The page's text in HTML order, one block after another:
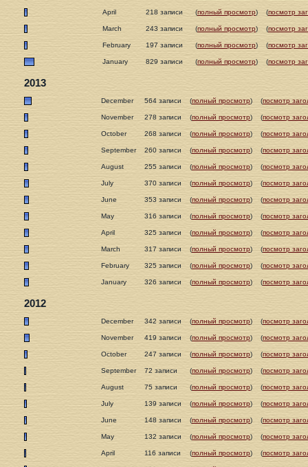
April 218 записи (полный просмотр) (посмотр
March 243 записи (полный просмотр) (посмотр
February 197 записи (полный просмотр) (посмотр
January 829 записи (полный просмотр) (посмотр
2013
December 564 записи (полный просмотр) (посмотр
November 278 записи (полный просмотр) (посмотр
October 268 записи (полный просмотр) (посмотр
September 260 записи (полный просмотр) (посмотр
August 255 записи (полный просмотр) (посмотр
July 370 записи (полный просмотр) (посмотр
June 353 записи (полный просмотр) (посмотр
May 316 записи (полный просмотр) (посмотр
April 325 записи (полный просмотр) (посмотр
March 317 записи (полный просмотр) (посмотр
February 325 записи (полный просмотр) (посмотр
January 326 записи (полный просмотр) (посмотр
2012
December 342 записи (полный просмотр) (посмотр
November 419 записи (полный просмотр) (посмотр
October 247 записи (полный просмотр) (посмотр
September 72 записи (полный просмотр) (посмотр
August 75 записи (полный просмотр) (посмотр
July 139 записи (полный просмотр) (посмотр
June 148 записи (полный просмотр) (посмотр
May 132 записи (полный просмотр) (посмотр
April 116 записи (полный просмотр) (посмотр